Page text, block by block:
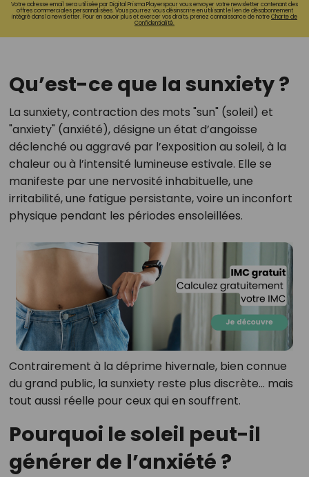
Votre adresse email sera utilisée par Digital Prisma Playerspour vous envoyer votre newsletter contenant des
offres commerciales personnalisées. Vous pourrez vous désinscrire en utilisant le lien de désabonnement
intégré dans la newsletter. Pour en savoir plus et exercer vos droits, prenez connaissance de notreCharte de
Confidentialité.
Qu’est-ce que la sunxiety ?
La sunxiety, contraction des mots "sun" (soleil) et
"anxiety" (anxiété), désigne un état d’angoisse
déclenché ou aggravé par l’exposition au soleil, à la
chaleur ou à l’intensité lumineuse estivale. Elle se
manifeste par une nervosité inhabituelle, une
irritabilité, une fatigue persistante, voire un inconfort
physique pendant les périodes ensoleillées.
Contrairement à la déprime hivernale, bien connue
du grand public, la sunxiety reste plus discrète… mais
tout aussi réelle pour ceux qui en souffrent.
Pourquoi le soleil peut-il
générer de l’anxiété ?